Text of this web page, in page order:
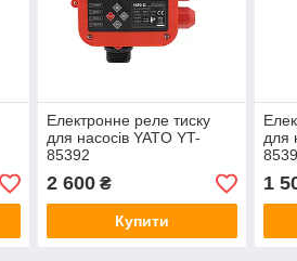
Електронне реле тиску
для насосів YATO YT-
85392
2 600₴
Купити
для
1